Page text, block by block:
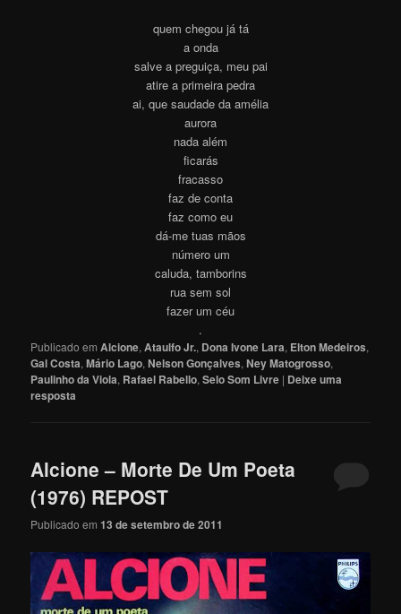
quem chegou já tá
a onda
salve a preguiça, meu pai
atire a primeira pedra
ai, que saudade da amélia
aurora
nada além
ficarás
fracasso
faz de conta
faz como eu
dá-me tuas mãos
número um
caluda, tamborins
rua sem sol
fazer um céu
.
Publicado em Alcione,Ataulfo Jr., Dona Ivone Lara, Elton Medeiros,
Gal Costa,Mário Lago,Nelson Gonçalves,Ney Matogrosso,
Paulinho da Viola, Rafael Rabello,Selo Som Livre | Deixe uma
resposta
Alcione – Morte De Um Poeta
(1976) REPOST
Publicado em13 de setembro de 2011